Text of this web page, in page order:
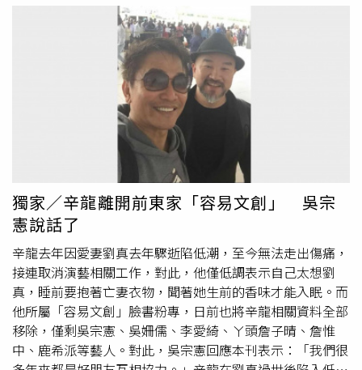
著走出來了，為了孩子也為了自己」，對辛龍狀況十分擔
憂，希望他不要一直陷溺下去，趕快振作起來。
獨家／辛龍離開前東家「容易文創」 吳宗
憲說話了
辛龍去年因愛妻劉真去年驟逝陷低潮，至今無法走出傷痛，
接連取消演藝相關工作，對此，他僅低調表示自己太想劉
真，睡前要抱著亡妻衣物，聞著她生前的香味才能入眠。而
他所屬「容易文創」臉書粉專，日前也將辛龍相關資料全部
移除，僅剩吳宗憲、吳姍儒、李愛綺、ㄚ頭詹子晴、詹惟
中、鹿希派等藝人。對此，吳宗憲回應本刊表示：「我們很